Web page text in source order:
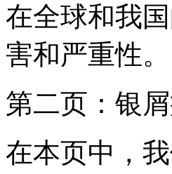
在全球和我
害和严重性。
第二页：银
在本页中，